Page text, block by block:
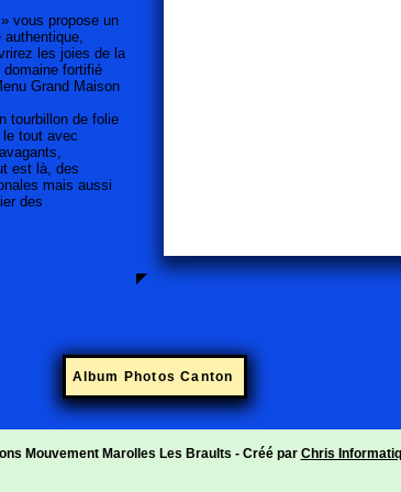
propose un
les joies de la
fortifié
Grand Maison
de folie
avec
là, des
mais aussi
des
Album Photos Canton
Mouvement Marolles Les Braults - Créé par Chris